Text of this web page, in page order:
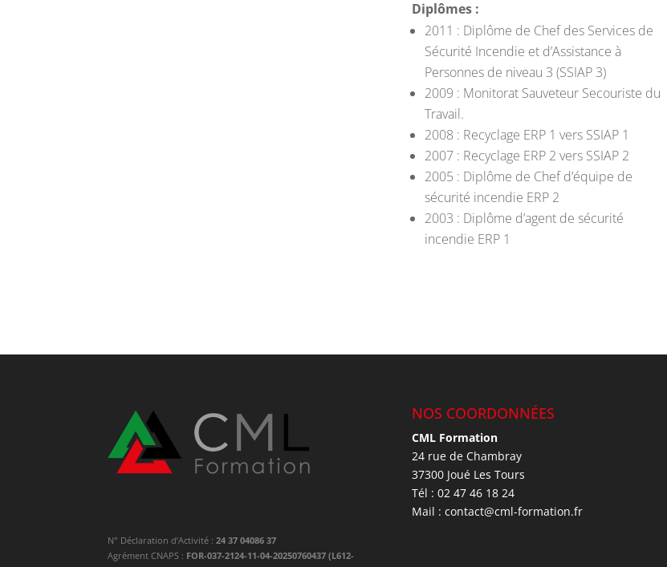
Diplômes :
2011 : Diplôme de Chef des Services de
Sécurité Incendie et d’Assistance à
Personnes de niveau 3 (SSIAP 3)
2009 : Monitorat Sauveteur Secouriste du
Travail.
2008 : Recyclage ERP 1 vers SSIAP 1
2007 : Recyclage ERP 2 vers SSIAP 2
2005 : Diplôme de Chef d’équipe de
sécurité incendie ERP 2
2003 : Diplôme d’agent de sécurité
incendie ERP 1
N° Déclaration d’Activité :24 37 04086 37
Agrément CNAPS : FOR-037-2124-11-04-20250760437 (L612-
NOS COORDONNÉES
CML Formation
24 rue de Chambray
37300 Joué Les Tours
Tél : 02 47 46 18 24
Mail : contact@cml-formation.fr